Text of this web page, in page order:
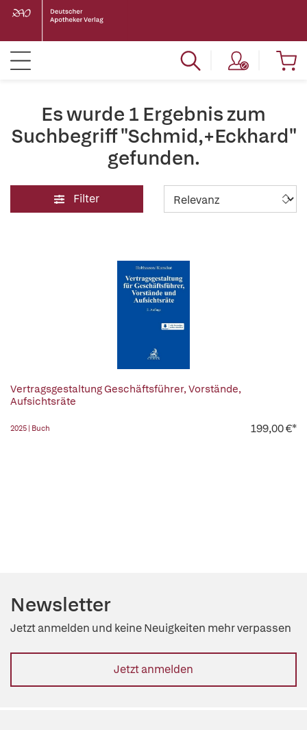
Es wurde 1 Ergebnis zum
Suchbegriff "Schmid,+Eckhard"
gefunden.
Filter
Vertragsgestaltung Geschäftsführer, Vorstände,
Aufsichtsräte
2025 | Buch 199,00 €*
Newsletter
Jetzt anmelden und keine Neuigkeiten mehr verpassen
Jetzt anmelden